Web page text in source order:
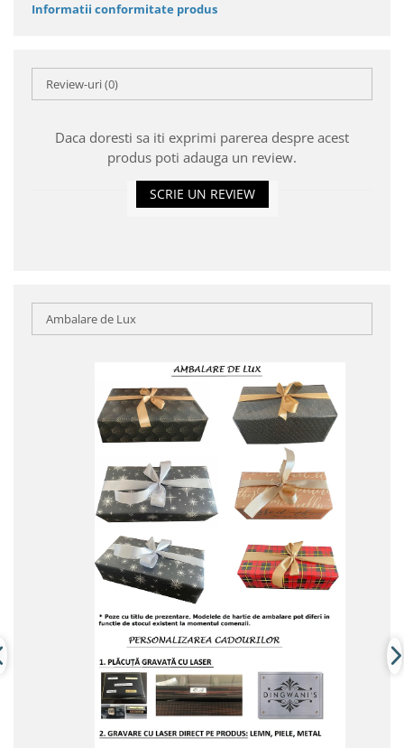
Informatii conformitate produs
Review-uri(0)
Daca doresti sa iti exprimi parerea despre acest
produs poti adauga un review.
SCRIE UN REVIEW
Ambalare de Lux